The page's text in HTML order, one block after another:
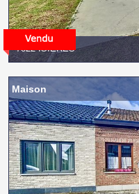
7822 ISIÈRES
Maison